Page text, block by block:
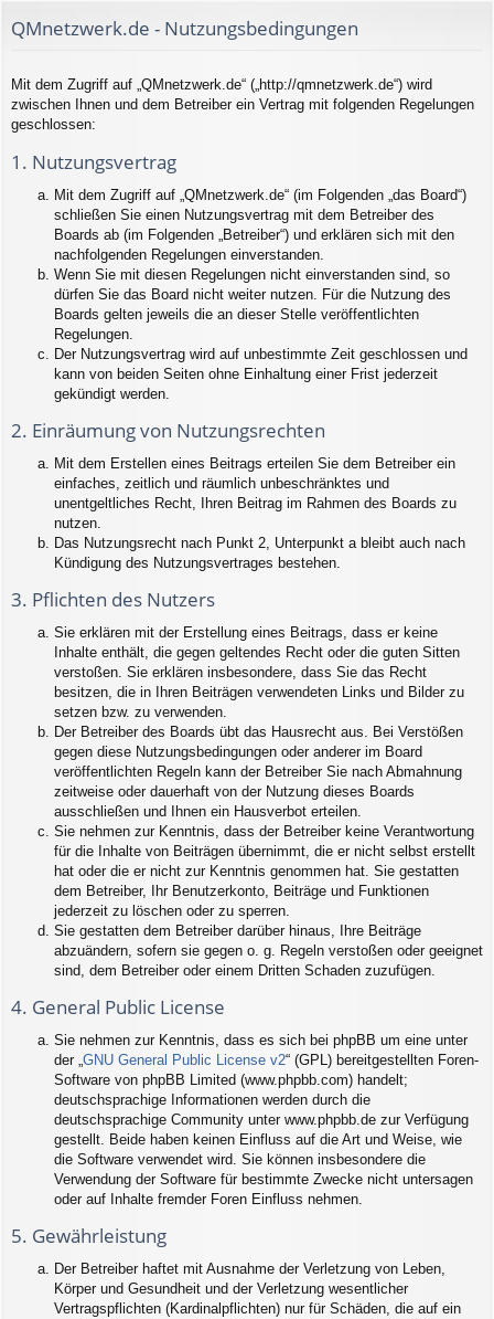
QMnetzwerk.de - Nutzungsbedingungen
Mit dem Zugriff auf „QMnetzwerk.de“ („http://qmnetzwerk.de“) wird
zwischen Ihnen und dem Betreiber ein Vertrag mit folgenden Regelungen
geschlossen:
1. Nutzungsvertrag
Mit dem Zugriff auf „QMnetzwerk.de“ (im Folgenden „das Board“)
schließen Sie einen Nutzungsvertrag mit dem Betreiber des
Boards ab (im Folgenden „Betreiber“) und erklären sich mit den
nachfolgenden Regelungen einverstanden.
Wenn Sie mit diesen Regelungen nicht einverstanden sind, so
dürfen Sie das Board nicht weiter nutzen. Für die Nutzung des
Boards gelten jeweils die an dieser Stelle veröffentlichten
Regelungen.
Der Nutzungsvertrag wird auf unbestimmte Zeit geschlossen und
kann von beiden Seiten ohne Einhaltung einer Frist jederzeit
gekündigt werden.
2. Einräumung von Nutzungsrechten
Mit dem Erstellen eines Beitrags erteilen Sie dem Betreiber ein
einfaches, zeitlich und räumlich unbeschränktes und
unentgeltliches Recht, Ihren Beitrag im Rahmen des Boards zu
nutzen.
Das Nutzungsrecht nach Punkt 2, Unterpunkt a bleibt auch nach
Kündigung des Nutzungsvertrages bestehen.
3. Pflichten des Nutzers
Sie erklären mit der Erstellung eines Beitrags, dass er keine
Inhalte enthält, die gegen geltendes Recht oder die guten Sitten
verstoßen. Sie erklären insbesondere, dass Sie das Recht
besitzen, die in Ihren Beiträgen verwendeten Links und Bilder zu
setzen bzw. zu verwenden.
Der Betreiber des Boards übt das Hausrecht aus. Bei Verstößen
gegen diese Nutzungsbedingungen oder anderer im Board
veröffentlichten Regeln kann der Betreiber Sie nach Abmahnung
zeitweise oder dauerhaft von der Nutzung dieses Boards
ausschließen und Ihnen ein Hausverbot erteilen.
Sie nehmen zur Kenntnis, dass der Betreiber keine Verantwortung
für die Inhalte von Beiträgen übernimmt, die er nicht selbst erstellt
hat oder die er nicht zur Kenntnis genommen hat. Sie gestatten
dem Betreiber, Ihr Benutzerkonto, Beiträge und Funktionen
jederzeit zu löschen oder zu sperren.
Sie gestatten dem Betreiber darüber hinaus, Ihre Beiträge
abzuändern, sofern sie gegen o. g. Regeln verstoßen oder geeignet
sind, dem Betreiber oder einem Dritten Schaden zuzufügen.
4. General Public License
Sie nehmen zur Kenntnis, dass es sich bei phpBB um eine unter
der „GNU General Public License v2“ (GPL) bereitgestellten Foren-
Software von phpBB Limited (www.phpbb.com) handelt;
deutschsprachige Informationen werden durch die
deutschsprachige Community unter www.phpbb.de zur Verfügung
gestellt. Beide haben keinen Einfluss auf die Art und Weise, wie
die Software verwendet wird. Sie können insbesondere die
Verwendung der Software für bestimmte Zwecke nicht untersagen
oder auf Inhalte fremder Foren Einfluss nehmen.
5. Gewährleistung
Der Betreiber haftet mit Ausnahme der Verletzung von Leben,
Körper und Gesundheit und der Verletzung wesentlicher
Vertragspflichten (Kardinalpflichten) nur für Schäden, die auf ein